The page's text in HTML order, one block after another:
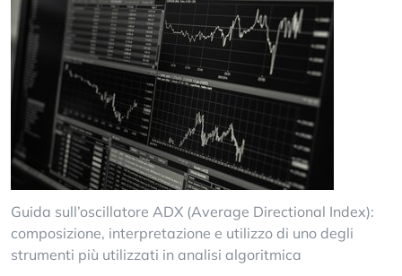
Guida sull’oscillatore ADX (Average Directional Index):
composizione, interpretazione e utilizzo di uno degli
strumenti più utilizzati in analisi algoritmica